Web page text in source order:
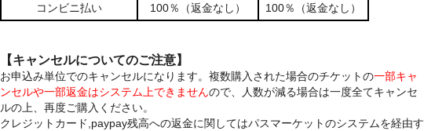
コンビニ払い
100％（返金なし） 100％（返金なし）
【キャンセルについてのご注意】
お申込み単位でのキャンセルになります。複数購入された場合のチケットの一部キャ
ンセルや一部返金はシステム上できませんので、人数が減る場合は一度全てキャンセ
ルの上、再度ご購入ください。
クレジットカード,paypay残高への返金に関してはパスマーケットのシステムを経由す